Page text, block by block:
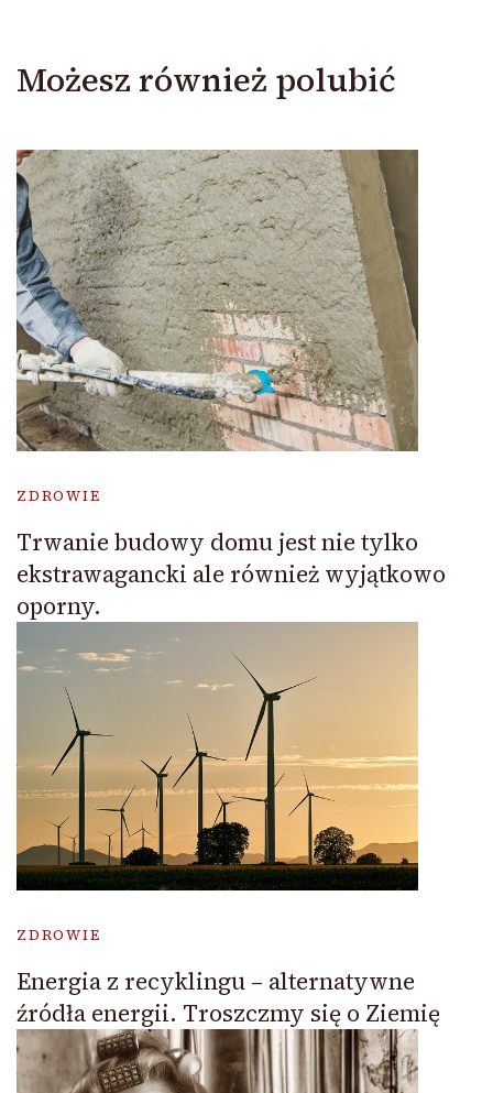
Możesz również polubić
ZDROWIE
Trwanie budowy domu jest nie tylko
ekstrawagancki ale również wyjątkowo
oporny.
ZDROWIE
Energia z recyklingu – alternatywne
źródła energii. Troszczmy się o Ziemię